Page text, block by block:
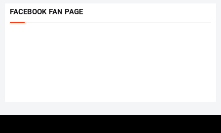
FACEBOOK FAN PAGE